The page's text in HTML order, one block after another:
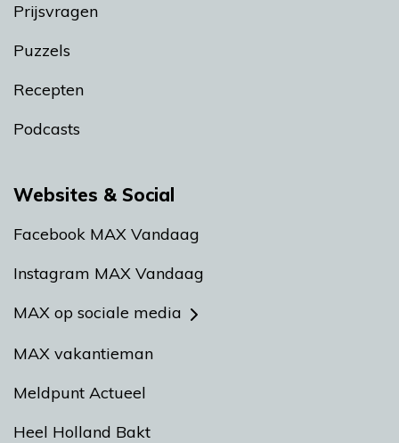
Prijsvragen
Puzzels
Recepten
Podcasts
Websites & Social
Facebook MAX Vandaag
Instagram MAX Vandaag
MAX op sociale media
MAX vakantieman
Meldpunt Actueel
Heel Holland Bakt